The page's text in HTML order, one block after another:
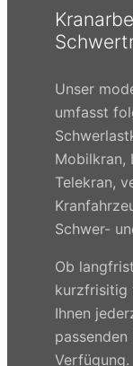
Unser
umfasst
Mobilkran,
Telekran,
Schwer-
Ob
kurzfrisitig
Ihnen
Verfügung.